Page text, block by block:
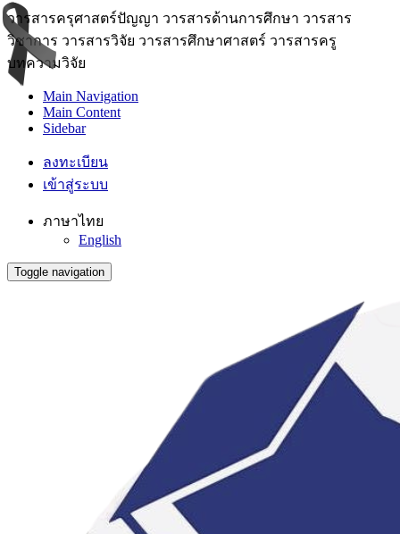
วารสารครุศาสตร์ปัญญา วารสารด้านการศึกษา วารสาร
วิชาการ วารสารวิจัย วารสารศึกษาศาสตร์ วารสารครู
บทความวิจัย
Main Navigation
Main Content
Sidebar
ลงทะเบียน
เข้าสู่ระบบ
ภาษาไทย
English
Toggle navigation